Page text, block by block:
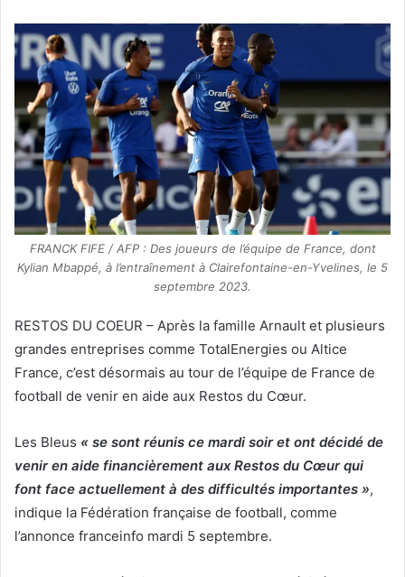
FRANCK FIFE / AFP : Des joueurs de l’équipe de France, dont
Kylian Mbappé, à l’entraînement à Clairefontaine-en-Yvelines, le 5
septembre 2023.
RESTOS DU COEUR – Après la famille Arnault et plusieurs
grandes entreprises comme TotalEnergies ou Altice
France, c’est désormais au tour de l’équipe de France de
football de venir en aide aux Restos du Cœur.
Les Bleus « se sont réunis ce mardi soir et ont décidé de
venir en aide financièrement aux Restos du Cœur qui
font face actuellement à des difficultés importantes »,
indique la Fédération française de football, comme
l’annonce franceinfo mardi 5 septembre.